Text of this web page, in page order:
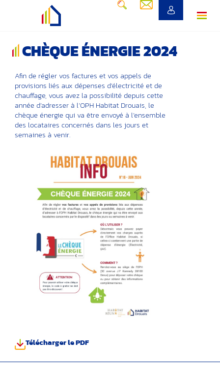
CHÈQUE ÉNERGIE 2024
Afin de régler vos factures et vos appels de
provisions liés aux dépenses d’électricité et de
chauffage, vous avez la possibilité depuis cette
année d’adresser à l’OPH Habitat Drouais, le
chèque énergie qui va être envoyé à l’ensemble
des locataires concernés dans les jours et
semaines à venir.
Télécharger le PDF